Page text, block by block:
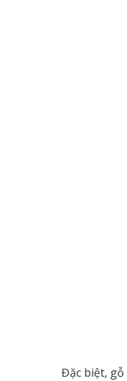
Đặc biệt, gỗ